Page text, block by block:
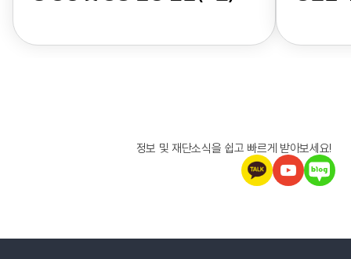
정보 및 재단소식을 쉽고 빠르게 받아보세요!